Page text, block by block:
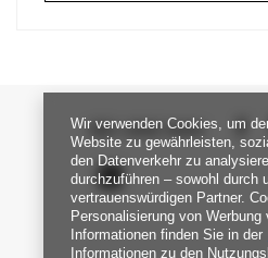
SEI UNS NAH
Wir verwenden Cookies, um
Website zu gewährleisten,
den Datenverkehr zu
durchzuführen – sowohl durch
vertrauenswürdigen Partner.
Personalisierung von Werbung
Informationen finden Sie in der
Informationen zu den